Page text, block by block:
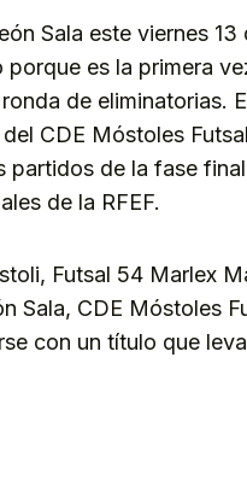
Sala este viernes
es la primera
de eliminatorias.
CDE Móstoles
partidos de la fase
de la RFEF.
Futsal 54 Marlex
Sala, CDE Móstoles
con un título que